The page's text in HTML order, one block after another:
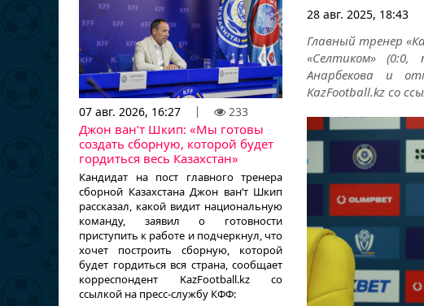
07 авг. 2026, 16:27 233
Джон ван’т Шкип: «Мы готовы
создать сборную, которой будет
гордиться весь Казахстан»
Кандидат на пост главного тренера
сборной Казахстана Джон ван’т Шкип
рассказал, какой видит национальную
команду, заявил о готовности
приступить к работе и подчеркнул, что
хочет построить сборную, которой
будет гордиться вся страна, сообщает
корреспондент KazFootball.kz со
ссылкой на пресс-службу КФФ:
28 авг. 2025, 18:43
Главный тренер
«Селтиком» (0:0,
Анарбекова и
KazFootball.kz со